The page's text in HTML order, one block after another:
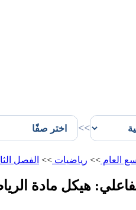
>>
العام >> رياضيات >> الفصل
تفاعلي: هيكل مادة